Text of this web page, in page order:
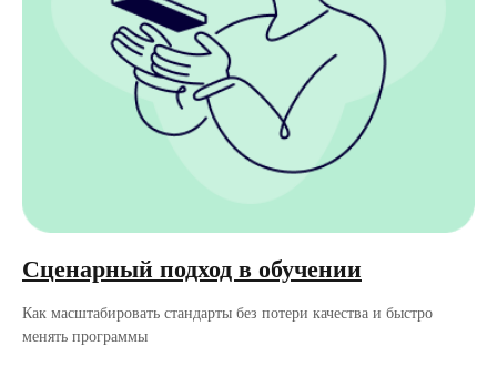
Сценарный подход в обучении
Как масштабировать стандарты без потери качества и быстро
менять программы